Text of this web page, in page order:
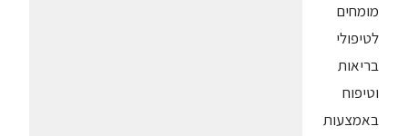
מומחים
לטיפולי
בריאות
וטיפוח
באמצעות